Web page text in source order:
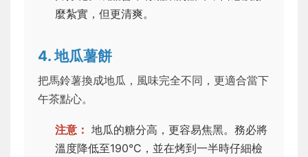
麼紮實，但更清爽。
4. 地瓜薯餅
把馬鈴薯換成地瓜，風味完全不同，更適合當下
午茶點心。
注意： 地瓜的糖分高，更容易焦黑。務必將
溫度降低至190°C，並在烤到一半時仔細檢